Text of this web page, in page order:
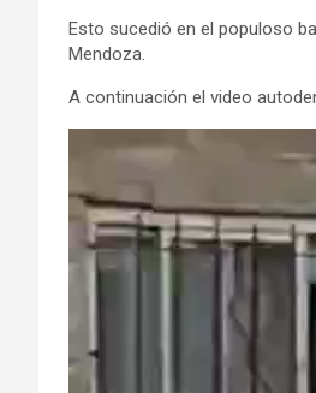
Esto sucedió en el populoso
Mendoza.
A continuación el video